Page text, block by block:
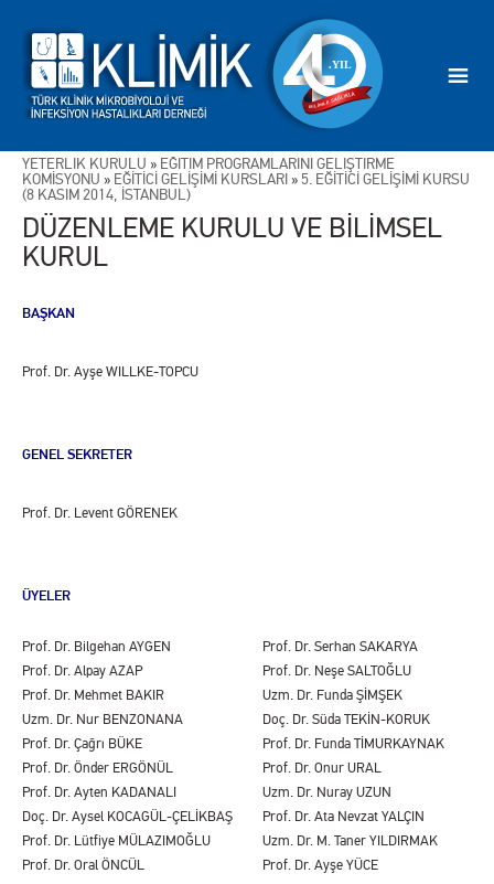
YETERLİK KURULU » EĞİTİM PROGRAMLARINI GELİŞTİRME
KOMİSYONU » EĞİTİCİ GELİŞİMİ KURSLARI » 5. EĞİTİCİ GELİŞİMİ KURSU
(8 KASIM 2014, İSTANBUL)
DÜZENLEME KURULU VE BİLİMSEL
KURUL
BAŞKAN
Prof. Dr. Ayşe WILLKE-TOPCU
GENEL SEKRETER
Prof. Dr. Levent GÖRENEK
ÜYELER
Prof. Dr. Bilgehan AYGEN
Prof. Dr. Serhan SAKARYA
Prof. Dr. Alpay AZAP
Prof. Dr. Neşe SALTOĞLU
Prof. Dr. Mehmet BAKIR
Uzm. Dr. Funda ŞİMŞEK
Uzm. Dr. Nur BENZONANA
Doç. Dr. Süda TEKİN-KORUK
Prof. Dr. Çağrı BÜKE
Prof. Dr. Funda TİMURKAYNAK
Prof. Dr. Önder ERGÖNÜL
Prof. Dr. Onur URAL
Prof. Dr. Ayten KADANALI
Uzm. Dr. Nuray UZUN
Doç. Dr. Aysel KOCAGÜL-ÇELİKBAŞ
Prof. Dr. Ata Nevzat YALÇIN
Prof. Dr. Lütfiye MÜLAZIMOĞLU
Uzm. Dr. M. Taner YILDIRMAK
Prof. Dr. Oral ÖNCÜL
Prof. Dr. Ayşe YÜCE